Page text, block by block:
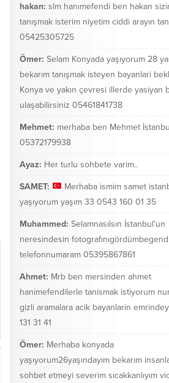
hakan: slm hanımefendi ben hakan
tanışmak isterim niyetim ciddi arayın
05425305725
Ömer: Selam Konyada yaşıyorum 28
bekarım tanışmak isteyen bayanlari
Konya ve yakın çevresi illerde yasiyan
ulaşabilirsiniz 05461841738
Mehmet: merhaba ben Mehmet
05372179938
Ayaz: Her turlu sohbete varim..
SAMET:
Merhaba ismim samet
yaşıyorum yaşım 33 0543 160 01 35
Muhammed: Selamnasılsın İstanbul'un
neresindesin
telefonnumaram 05395867861
Ahmet: Mrb ben mersinden ahmet
hanimefendilerle tanismak istiyorum
gizli aramalara acik bayanlarin
131 31 41
Ömer: Merhaba konyada
yaşıyorum26yaşındayım bekarım
sohbet etmeyi severim sıcakkanlıyım